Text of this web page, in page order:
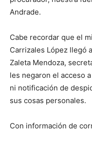
Andrade.
Cabe recordar que el
Carrizales López llegó
Zaleta Mendoza,
les negaron el acceso
ni notificación de
sus cosas personales.
Con información de